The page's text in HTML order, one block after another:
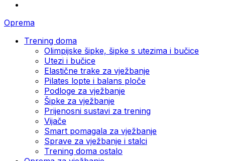
Oprema
Trening doma
Olimpijske šipke, šipke s utezima i bučice
Utezi i bučice
Elastične trake za vježbanje
Pilates lopte i balans ploče
Podloge za vježbanje
Šipke za vježbanje
Prijenosni sustavi za trening
Vijače
Smart pomagala za vježbanje
Sprave za vježbanje i stalci
Trening doma ostalo